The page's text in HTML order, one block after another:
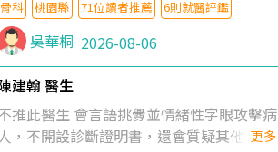
骨科 桃園縣 71位讀者推薦 6則就醫評鑑
吳華桐 2026-08-06
建翰 醫生
推此醫生 會言語挑釁並情緒性字眼攻擊病
，不開設診斷證明書，還會質疑其他醫生
更多